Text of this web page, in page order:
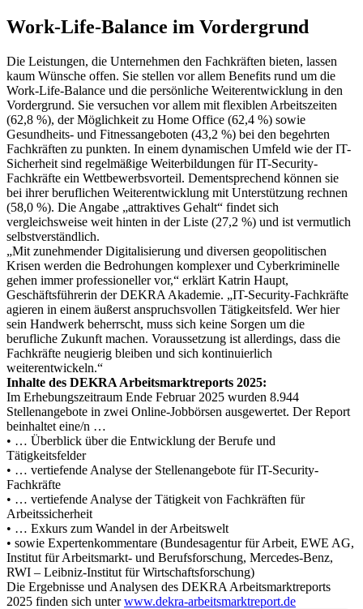
Work-Life-Balance im Vordergrund
Die Leistungen, die Unternehmen den Fachkräften bieten, lassen
kaum Wünsche offen. Sie stellen vor allem Benefits rund um die
Work-Life-Balance und die persönliche Weiterentwicklung in den
Vordergrund. Sie versuchen vor allem mit flexiblen Arbeitszeiten
(62,8 %), der Möglichkeit zu Home Office (62,4 %) sowie
Gesundheits- und Fitnessangeboten (43,2 %) bei den begehrten
Fachkräften zu punkten. In einem dynamischen Umfeld wie der IT-
Sicherheit sind regelmäßige Weiterbildungen für IT-Security-
Fachkräfte ein Wettbewerbsvorteil. Dementsprechend können sie
bei ihrer beruflichen Weiterentwicklung mit Unterstützung rechnen
(58,0 %). Die Angabe „attraktives Gehalt“ findet sich
vergleichsweise weit hinten in der Liste (27,2 %) und ist vermutlich
selbstverständlich.
„Mit zunehmender Digitalisierung und diversen geopolitischen
Krisen werden die Bedrohungen komplexer und Cyberkriminelle
gehen immer professioneller vor,“ erklärt Katrin Haupt,
Geschäftsführerin der DEKRA Akademie. „IT-Security-Fachkräfte
agieren in einem äußerst anspruchsvollen Tätigkeitsfeld. Wer hier
sein Handwerk beherrscht, muss sich keine Sorgen um die
berufliche Zukunft machen. Voraussetzung ist allerdings, dass die
Fachkräfte neugierig bleiben und sich kontinuierlich
weiterentwickeln.“
Inhalte des DEKRA Arbeitsmarktreports 2025:
Im Erhebungszeitraum Ende Februar 2025 wurden 8.944
Stellenangebote in zwei Online-Jobbörsen ausgewertet. Der Report
beinhaltet eine/n …
• … Überblick über die Entwicklung der Berufe und
Tätigkeitsfelder
• … vertiefende Analyse der Stellenangebote für IT-Security-
Fachkräfte
• … vertiefende Analyse der Tätigkeit von Fachkräften für
Arbeitssicherheit
• … Exkurs zum Wandel in der Arbeitswelt
• sowie Expertenkommentare (Bundesagentur für Arbeit, EWE AG,
Institut für Arbeitsmarkt- und Berufsforschung, Mercedes-Benz,
RWI – Leibniz-Institut für Wirtschaftsforschung)
Die Ergebnisse und Analysen des DEKRA Arbeitsmarktreports
2025 finden sich unterwww.dekra-arbeitsmarktreport.de